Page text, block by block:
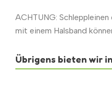
ACHTUNG:
mit einem Halsband
Übrigens bieten wir